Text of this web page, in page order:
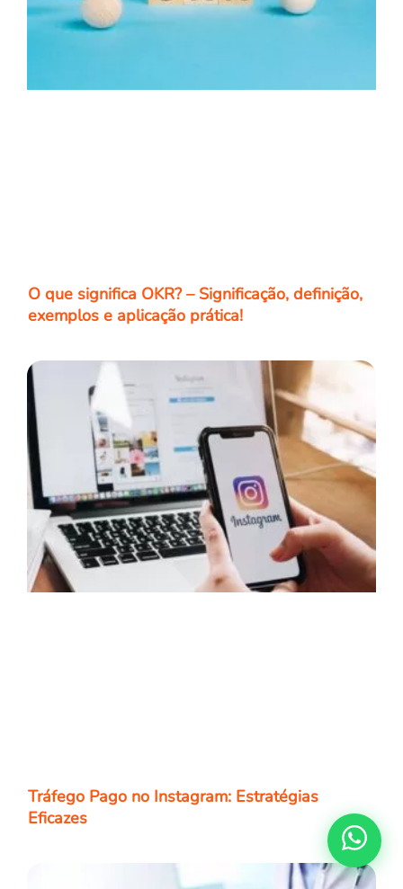
O que significa OKR? – Significação, definição,
exemplos e aplicação prática!
Tráfego Pago no Instagram: Estratégias
Eficazes